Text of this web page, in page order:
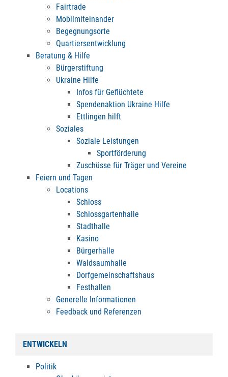
Fairtrade
Mobilmiteinander
Begegnungsorte
Quartiersentwicklung
Beratung & Hilfe
Bürgerstiftung
Ukraine Hilfe
Infos für Geflüchtete
Spendenaktion Ukraine Hilfe
Ettlingen hilft
Soziales
Soziale Leistungen
Sportförderung
Zuschüsse für Träger und Vereine
Feiern und Tagen
Locations
Schloss
Schlossgartenhalle
Stadthalle
Kasino
Bürgerhalle
Waldsaumhalle
Dorfgemeinschaftshaus
Festhallen
Generelle Informationen
Feedback und Referenzen
ENTWICKELN
Politik